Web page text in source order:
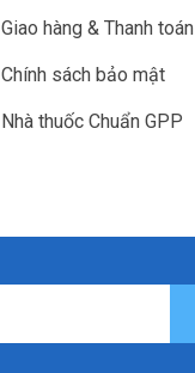
Giao hàng & Thanh toán
Chính sách bảo mật
Nhà thuốc Chuẩn GPP